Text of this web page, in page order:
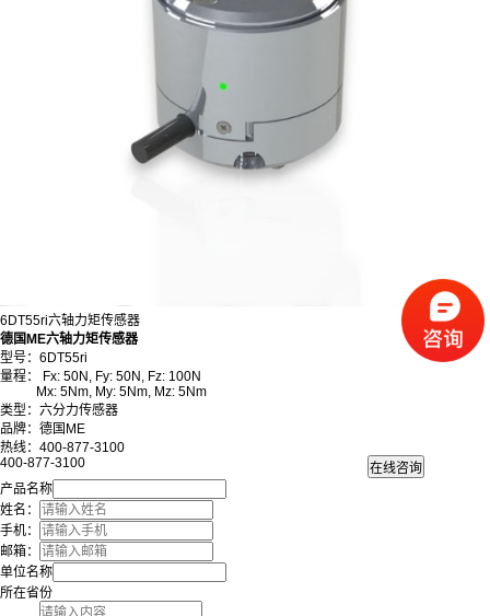
6DT55ri六轴力矩传感器
德国ME六轴力矩传感器
型号：6DT55ri
量程： Fx: 50N, Fy: 50N, Fz: 100N
Mx: 5Nm, My: 5Nm, Mz: 5Nm
类型：六分力传感器
品牌：德国ME
热线：400-877-3100
400-877-3100
产品名称
姓名：
手机：
邮箱：
单位名称
所在省份